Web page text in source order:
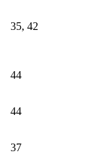
35, 42
44
44
37